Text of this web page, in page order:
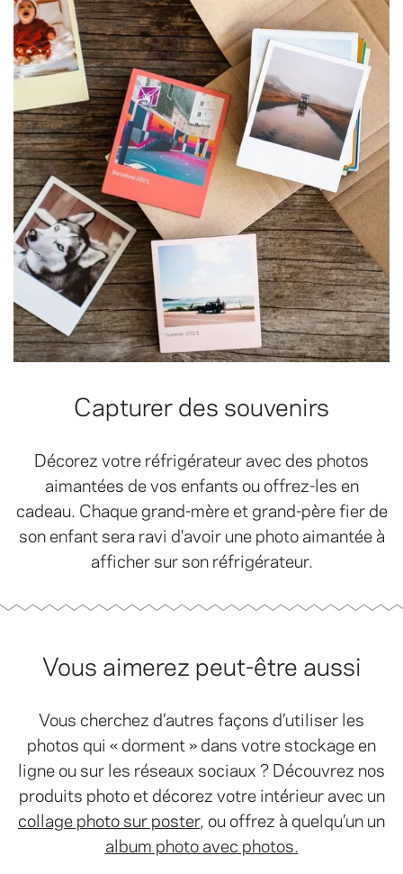
Capturer des souvenirs
Décorez votre réfrigérateur avec des photos
aimantées de vos enfants ou offrez-les en
cadeau. Chaque grand-mère et grand-père fier de
son enfant sera ravi d'avoir une photo aimantée à
afficher sur son réfrigérateur.
Vous aimerez peut-être aussi
Vous cherchez d’autres façons d’utiliser les
photos qui « dorment » dans votre stockage en
ligne ou sur les réseaux sociaux ? Découvrez nos
produits photo et décorez votre intérieur avec un
collage photo sur poster, ou offrez à quelqu’un un
album photo avec photos.